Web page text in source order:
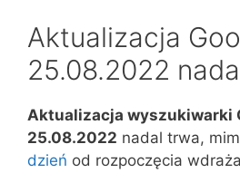
Aktualizacja
25.08.2022
Aktualizacja wyszukiwarki
25.08.2022 nadal trwa,
dzień od rozpoczęcia